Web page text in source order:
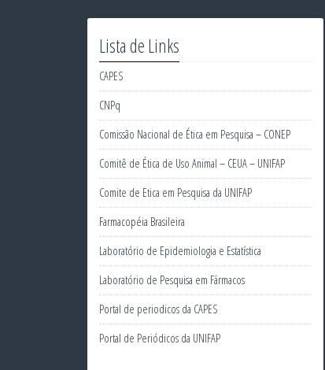
Lista de Links
CAPES
CNPq
Comissão Nacional de Ética em Pesquisa – CONEP
Comitê de Ética de Uso Animal – CEUA – UNIFAP
Comite de Etica em Pesquisa da UNIFAP
Farmacopéia Brasileira
Laboratório de Epidemiologia e Estatística
Laboratório de Pesquisa em Fármacos
Portal de periodicos da CAPES
Portal de Periódicos da UNIFAP